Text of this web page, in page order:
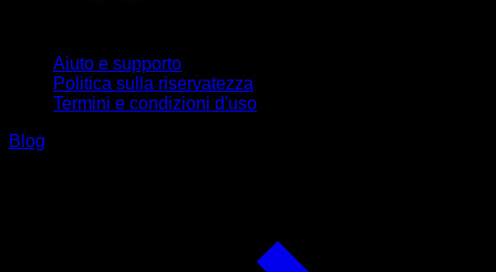
Aiuto e supporto
Politica sulla riservatezza
Termini e condizioni d'uso
Blog